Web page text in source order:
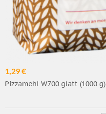
1,29 €
Pizzamehl W700 glatt (1000 g)